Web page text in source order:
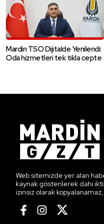
Mardin TSO Dijitalde Yenilendi:
Oda hizmetleri tek tıkla cepte
Web sitemizde yer alan
kaynak gösterilerek dahi
izinsiz olarak